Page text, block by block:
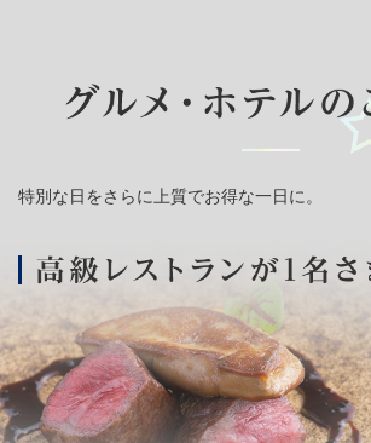
特別な日をさらに上質でお得な一日に。